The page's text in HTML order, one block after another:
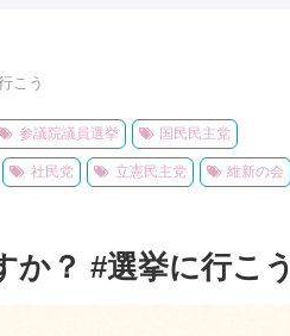
こう
参議院議員選挙 国民民主党
社民党 立憲民主党 維新の会
か？ #選挙に行こう